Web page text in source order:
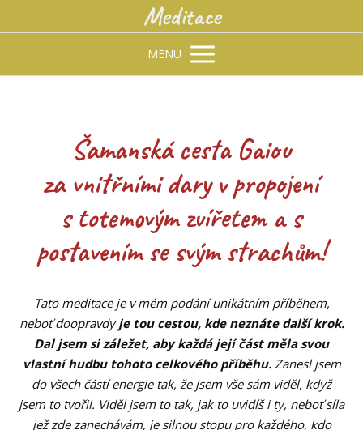
Meditace
MENU
Šamanská cesta Gaiou
za vnitřními dary v propojení
s totemovým zvířetem a s
postavením se svým strachům!
Tato meditace je v mém podání unikátním příběhem,
neboť doopravdyje tou cestou, kde neznáte další krok.
Dal jsem si záležet, aby každá její část měla svou
vlastní hudbu tohoto celkového příběhu.Zanesl jsem
do všech částí energie tak, že jsem vše sám viděl, když
jsem to tvořil. Viděl jsem to tak, jak to uvidíš i ty, neboť síla
jež zde zanechávám, je silnou stopu pro každého, kdo